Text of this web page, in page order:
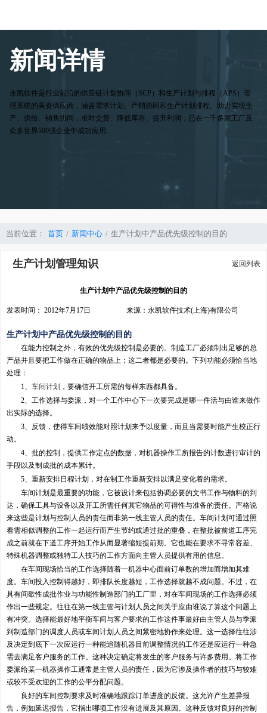
新闻详情
永凯软件是行业前沿的供应链计划协同（SCP）和生产计划与排程（APS）管
理系统的美资供应商，涵盖需求计划、产销协同和生产计划排程。助力实现生
产、供给、销售协同，准时交货、降低库存、提升利润，已在一千多家工厂及
众多世界500强企业中成功应用。
当前位置： 首页 新闻中心 生产计划中产品优先级控制的目的
生产计划管理知识 返回列表
生产计划中产品优先级控制的目的
发表时间： 2012年7月17日 来源：永凯软件技术(上海)有限公司
生产计划中产品优先级控制的目的
在能力控制之外，有效的优先级控制是必要的。制造工厂必须制出足够的总
产品并且要把工作做在正确的物品上；这二者都是必要的。下列功能必须恰当地
处理：
1、 车间计划 ，要确信开工所需的每样东西都具备。
2、工作选择与委派，对一个工作中心下一次要完成是哪一件活与由谁来做作
出实际的选择。
3、反馈，使得车间绩效能对照计划来予以度量，而且当需要时能产生校正行
动。
4、批的控制，提供工作定点的数据，对机器操作工所报告的计数进行审计的
手段以及制成批的成本累计。
5、重新安排日程计划，对在制工作重新安排以满足变化着的需求。
车间计划是最重要的功能，它被设计来包括协调必要的文书工作与物料的到
达，确保工具与设备以及开工所需任何其它物品的可得性与准备的责任。严格说
来这些是计划与控制人员的责任而非第一线主管人员的责任。车间计划可通过照
看需相似调整的工作一起运行而产生节约或通过批的重叠，在整批被前道工序完
成之前就在下道工序开始工作从而显著缩短提前期。它也能在要求不寻常容差、
特殊机器调整或独特工人技巧的工作方面向主管人员提供有用的信息。
在车间现场恰当的工作选择随着一机器中心面前订单数的增加而增加其难
度。车间投入控制得越好，即排队长度越短，工作选择就越不成问题。不过，在
具有间歇性成批作业与功能性制造部门的工厂里，对在车间现场的工作选择必须
作出一些规定。往往在第一线主管与计划人员之间关于应由谁说了算这个问题上
有冲突。选择能最好地平衡车间与客户要求的工作这件事最好由主管人员与季派
到制造部门的调度人员或车间计划人员之间紧密地协作来处理。这一选择往往涉
及决定到底下一次应运行一种能追随机器目前调整情况的工作还是应运行一种急
需去满足客户服务的工作。这种决定确定将发生的客户服务与许多费用。将工作
委派给某一机器操作工通常是主管人员的责任，因为它涉及操作者的技巧与较难
或较不受欢迎的工作的公平分配问题。
良好的车间控制要求及时准确地跟踪订单进度的反馈。这允许产生差异报
告，例如延迟报告，它指出哪项工作没有进展及其原因。这种反馈对良好的控制